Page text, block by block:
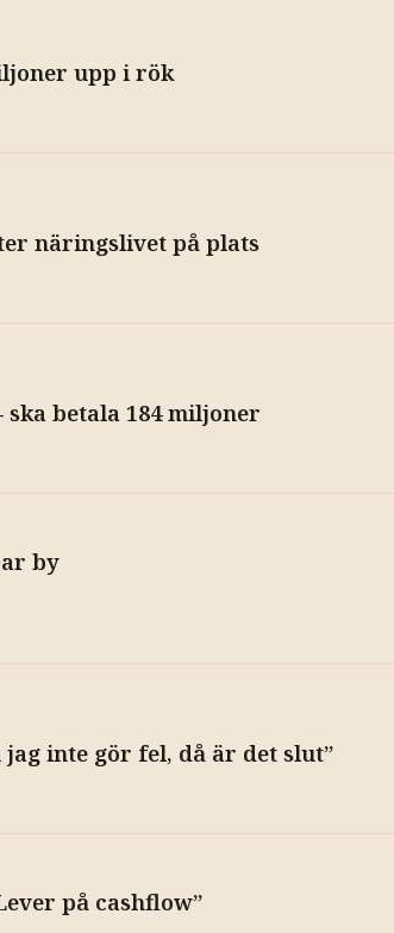
upp i rök
näringslivet på plats
betala 184 miljoner
by
jag inte gör fel, då är det slut”
på cashflow”